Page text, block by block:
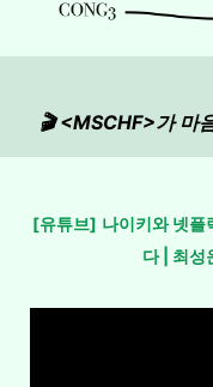
🎬 <MSCHF>가 마
[유튜브] 나이키와 넷플
다 | 최성